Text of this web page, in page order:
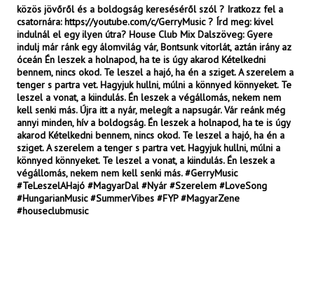
közös jövőről és a boldogság kereséséről szól ? Iratkozz fel a
csatornára: https://youtube.com/c/GerryMusic ? Írd meg: kivel
indulnál el egy ilyen útra? House Club Mix Dalszöveg: Gyere
indulj már ránk egy álomvilág vár, Bontsunk vitorlát, aztán irány az
óceán Én leszek a holnapod, ha te is úgy akarod Kételkedni
bennem, nincs okod. Te leszel a hajó, ha én a sziget. A szerelem a
tenger s partra vet. Hagyjuk hullni, múlni a könnyed könnyeket. Te
leszel a vonat, a kiindulás. Én leszek a végállomás, nekem nem
kell senki más. Újra itt a nyár, melegít a napsugár. Vár reánk még
annyi minden, hív a boldogság. Én leszek a holnapod, ha te is úgy
akarod Kételkedni bennem, nincs okod. Te leszel a hajó, ha én a
sziget. A szerelem a tenger s partra vet. Hagyjuk hullni, múlni a
könnyed könnyeket. Te leszel a vonat, a kiindulás. Én leszek a
végállomás, nekem nem kell senki más. #GerryMusic
#TeLeszelAHajó #MagyarDal #Nyár #Szerelem #LoveSong
#HungarianMusic #SummerVibes #FYP #MagyarZene
#houseclubmusic